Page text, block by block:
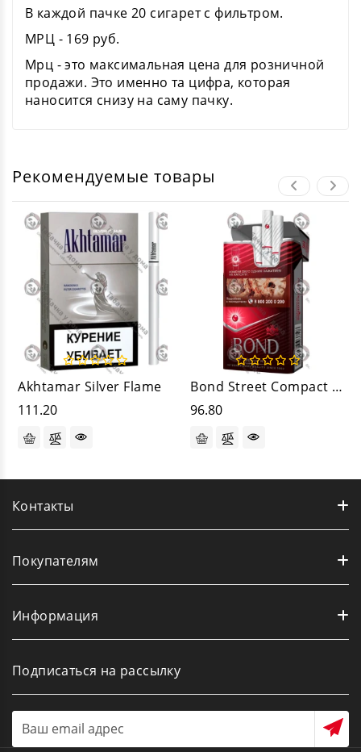
В каждой пачке 20 сигарет с фильтром.
МРЦ - 169 руб.
Мрц - это максимальная цена для розничной
продажи. Это именно та цифра, которая
наносится снизу на саму пачку.
Рекомендуемые товары
Akhtamar Silver Flame
111.20
Bond Street Compact Premium Mix Ароматный
96.80
Контакты
Покупателям
Информация
Подписаться на рассылку